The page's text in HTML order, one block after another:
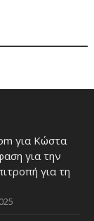
για Κώστα
για την
για τη